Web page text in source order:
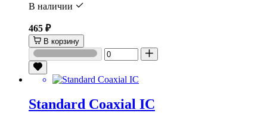
В наличии
465 ₽
В корзину
Standard Coaxial IC